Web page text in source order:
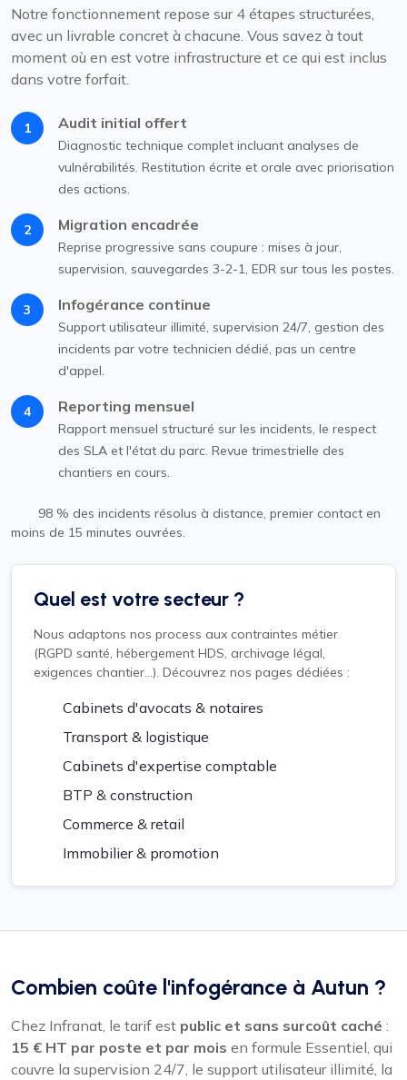
Notre fonctionnement repose sur 4 étapes structurées,
avec un livrable concret à chacune. Vous savez à tout
moment où en est votre infrastructure et ce qui est inclus
dans votre forfait.
1 Audit initial offert
Diagnostic technique complet incluant analyses de
vulnérabilités. Restitution écrite et orale avec priorisation
des actions.
2 Migration encadrée
Reprise progressive sans coupure : mises à jour,
supervision, sauvegardes 3-2-1, EDR sur tous les postes.
3 Infogérance continue
Support utilisateur illimité, supervision 24/7, gestion des
incidents par votre technicien dédié, pas un centre
d'appel.
4 Reporting mensuel
Rapport mensuel structuré sur les incidents, le respect
des SLA et l'état du parc. Revue trimestrielle des
chantiers en cours.
98 % des incidents résolus à distance, premier contact en
moins de 15 minutes ouvrées.
Quel est votre secteur ?
Nous adaptons nos process aux contraintes métier
(RGPD santé, hébergement HDS, archivage légal,
exigences chantier...). Découvrez nos pages dédiées :
Cabinets d'avocats & notaires
Transport & logistique
Cabinets d'expertise comptable
BTP & construction
Commerce & retail
Immobilier & promotion
Combien coûte l'infogérance à Autun ?
Chez Infranat, le tarif est public et sans surcoût caché :
15 € HT par poste et par mois en formule Essentiel, qui
couvre la supervision 24/7, le support utilisateur illimité, la